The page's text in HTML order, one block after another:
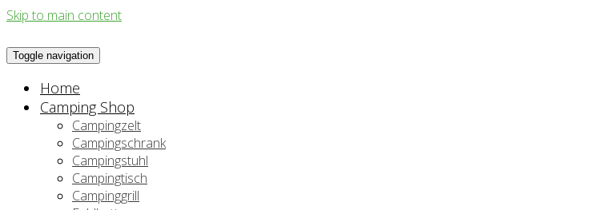
Skip to main content
Toggle navigation
Home
Camping Shop
Campingzelt
Campingschrank
Campingstuhl
Campingtisch
Campinggrill